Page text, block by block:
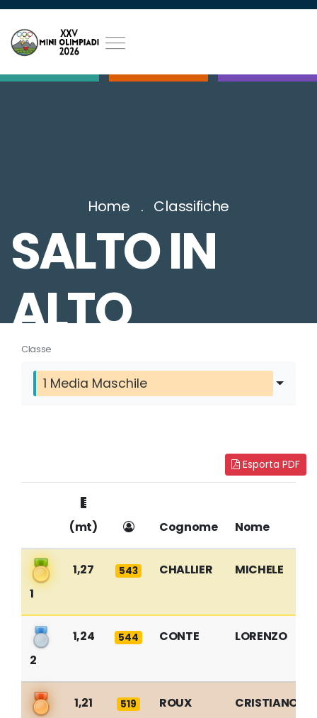
Home Classifiche
SALTO IN
ALTO
Classe
1 Media Maschile
Esporta PDF
(mt) Cognome Nome
1
1,27 543 CHALLIER MICHELE
2
1,24 544 CONTE LORENZO
1,21 519 ROUX CRISTIANO